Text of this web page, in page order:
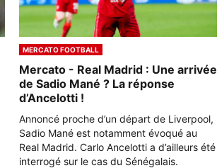
MERCATO FOOTBALL
Mercato - Real Madrid : Une arrivée
de Sadio Mané ? La réponse
d’Ancelotti !
Annoncé proche d’un départ de Liverpool,
Sadio Mané est notamment évoqué au
Real Madrid. Carlo Ancelotti a d’ailleurs été
interrogé sur le cas du Sénégalais.